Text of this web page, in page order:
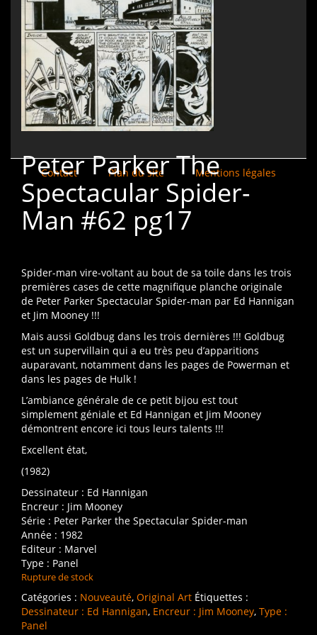
Peter Parker The
Spectacular Spider-
Man #62 pg17
Spider-man vire-voltant au bout de sa toile dans les trois
premières cases de cette magnifique planche originale
de Peter Parker Spectacular Spider-man par Ed Hannigan
et Jim Mooney !!!
Mais aussi Goldbug dans les trois dernières !!! Goldbug
est un supervillain qui a eu très peu d’apparitions
auparavant, notamment dans les pages de Powerman et
dans les pages de Hulk !
L’ambiance générale de ce petit bijou est tout
simplement géniale et Ed Hannigan et Jim Mooney
démontrent encore ici tous leurs talents !!!
Excellent état,
(1982)
Dessinateur
Ed Hannigan
Encreur
Jim Mooney
Série
Peter Parker the Spectacular Spider-man
Année
1982
Editeur
Marvel
Type
Panel
Rupture de stock
Catégories : Nouveauté, Original Art Étiquettes :
Dessinateur : Ed Hannigan, Encreur : Jim Mooney, Type :
Panel
Contact Plan du site Mentions légales